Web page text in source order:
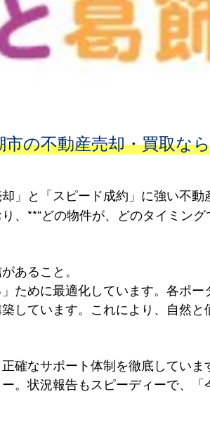
の不動産売却・買取な
と「スピード成約」に強い不動
、**“どの物件が、どのタイミン
あること。
ために最適化しています。各ポ
しています。これにより、自然
確なサポート体制を徹底してい
。状況報告もスピーディーで、